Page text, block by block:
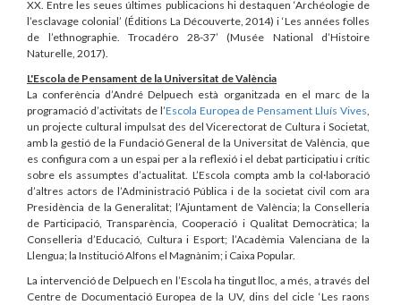
XX. Entre les seues últimes publicacions hi destaquen ‘Archéologie de
l’esclavage colonial’ (Éditions La Découverte, 2014) i ‘Les années folles
de l’ethnographie. Trocadéro 28-37’ (Musée National d’Histoire
Naturelle, 2017).
L'Escola de Pensament de la Universitat de València
La conferència d’André Delpuech està organitzada en el marc de la
programació d’activitats de l’Escola Europea de Pensament Lluís Vives,
un projecte cultural impulsat des del Vicerectorat de Cultura i Societat,
amb la gestió de la Fundació General de la Universitat de València, que
es configura com a un espai per a la reflexió i el debat participatiu i crític
sobre els assumptes d’actualitat. L’Escola compta amb la col·laboració
d’altres actors de l’Administració Pública i de la societat civil com ara
Presidència de la Generalitat; l’Ajuntament de València; la Conselleria
de Participació, Transparència, Cooperació i Qualitat Democràtica; la
Conselleria d’Educació, Cultura i Esport; l’Acadèmia Valenciana de la
Llengua; la Institució Alfons el Magnànim; i Caixa Popular.
La intervenció de Delpuech en l’Escola ha tingut lloc, a més, a través del
Centre de Documentació Europea de la UV, dins del cicle ‘Les raons